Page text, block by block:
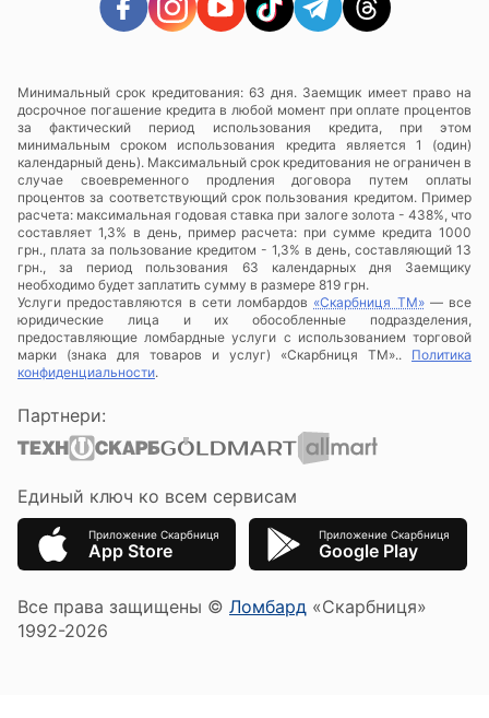
Минимальный срок кредитования: 63 дня. Заемщик имеет право на
досрочное погашение кредита в любой момент при оплате процентов
за фактический период использования кредита, при этом
минимальным сроком использования кредита является 1 (один)
календарный день). Максимальный срок кредитования не ограничен в
случае своевременного продления договора путем оплаты
процентов за соответствующий срок пользования кредитом. Пример
расчета: максимальная годовая ставка при залоге золота - 438%, что
составляет 1,3% в день, пример расчета: при сумме кредита 1000
грн., плата за пользование кредитом - 1,3% в день, составляющий 13
грн., за период пользования 63 календарных дня Заемщику
необходимо будет заплатить сумму в размере 819 грн.
Услуги предоставляются в сети ломбардов «Скарбниця ТМ»— все
юридические лица и их обособленные подразделения,
предоставляющие ломбардные услуги с использованием торговой
марки (знака для товаров и услуг) «Скарбниця ТМ».. Политика
конфиденциальности.
Партнери:
Единый ключ ко всем сервисам
Приложение Скарбниця
App Store
Приложение Скарбниця
Google Play
Все права защищены © Ломбард «Скарбниця»
1992-2026